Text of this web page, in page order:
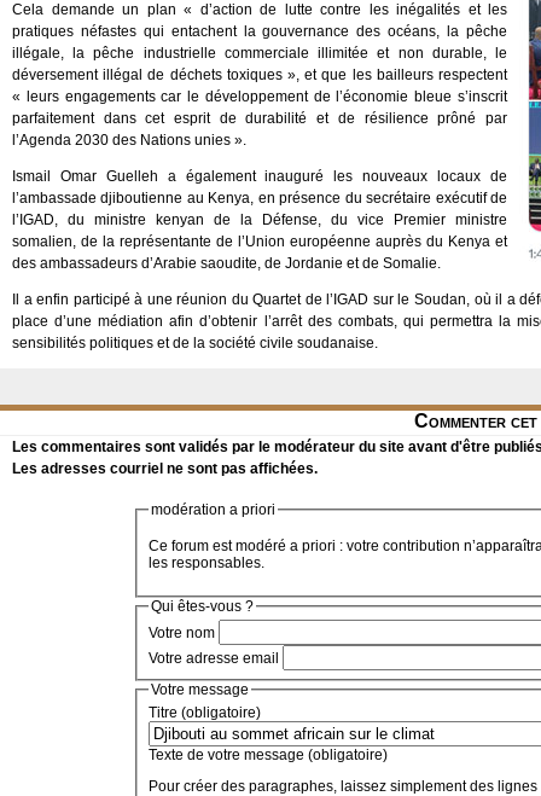
Cela demande un plan « d’action de lutte contre les inégalités et les
pratiques néfastes qui entachent la gouvernance des océans, la pêche
illégale, la pêche industrielle commerciale illimitée et non durable, le
déversement illégal de déchets toxiques », et que les bailleurs respectent
« leurs engagements car le développement de l’économie bleue s’inscrit
parfaitement dans cet esprit de durabilité et de résilience prôné par
l’Agenda 2030 des Nations unies ».
Ismail Omar Guelleh a également inauguré les nouveaux locaux de
l’ambassade djiboutienne au Kenya, en présence du secrétaire exécutif de
l’IGAD, du ministre kenyan de la Défense, du vice Premier ministre
somalien, de la représentante de l’Union européenne auprès du Kenya et
des ambassadeurs d’Arabie saoudite, de Jordanie et de Somalie.
Il a enfin participé à une réunion du Quartet de l’IGAD sur le Soudan, où il a
place d’une médiation afin d’obtenir l’arrêt des combats, qui permettra la
sensibilités politiques et de la société civile soudanaise.
Commenter
Les commentaires sont validés par le modérateur du site avant d'être
Les adresses courriel ne sont pas affichées.
modération a priori
Ce forum est modéré a priori : votre contribution
les responsables.
Qui êtes-vous ?
Votre nom
Votre adresse email
Votre message
Titre (obligatoire)
Texte de votre message (obligatoire)
Pour créer des paragraphes, laissez simplement des lignes